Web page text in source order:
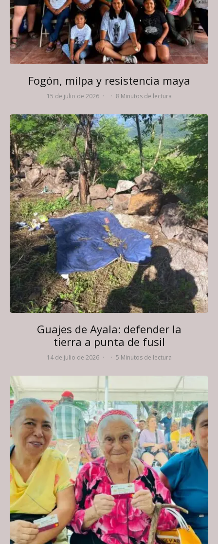
Fogón, milpa y resistencia maya
15 de julio de 2026 · · 8 Minutos de lectura
Guajes de Ayala: defender la
tierra a punta de fusil
14 de julio de 2026 · · 5 Minutos de lectura